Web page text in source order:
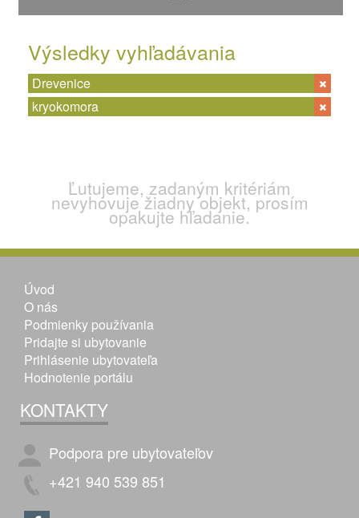
Výsledky vyhľadávania
Drevenice
kryokomora
Ľutujeme, zadaným kritériám
nevyhovuje žiadny objekt, prosím
opakujte hľadanie.
Úvod
O nás
Podmienky používania
Pridajte si ubytovanie
Prihlásenie ubytovateľa
Hodnotenie portálu
KONTAKTY
Podpora pre ubytovateľov
+421 940 539 851